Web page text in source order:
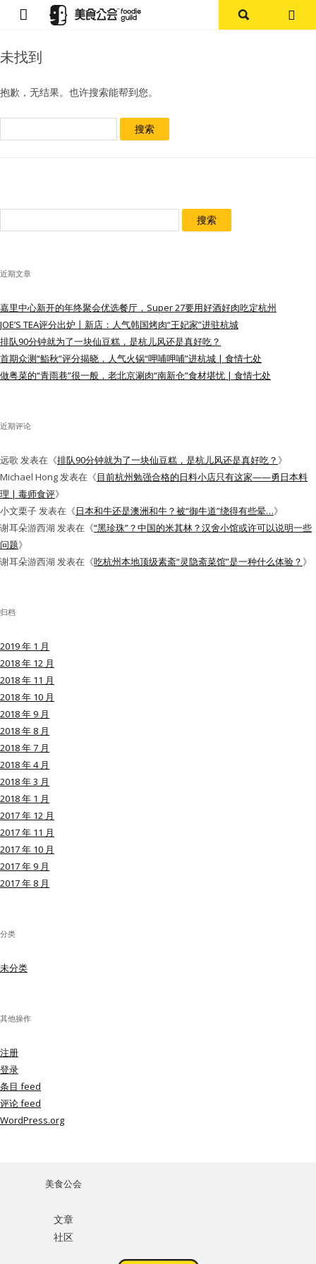
用户名或Email
密码
记住我的登录状态
探店报告
水区
公会活动
私家厨房
未找到
抱歉，无结果。也许搜索能帮到您。
索：
索：
近期文章
嘉里中心新开的年终聚会优选餐厅，Super 27要用好酒好肉吃定杭州
JOE’S TEA评分出炉丨新店：人气韩国烤肉“王妃家”进驻杭城
排队90分钟就为了一块仙豆糕，是杭儿风还是真好吃？
首期众测“鮨秋”评分揭晓，人气火锅“呷哺呷哺”进杭城 | 食情七处
做粤菜的“青雨巷”很一般，老北京涮肉“南新仓”食材堪忧 | 食情七处
近期评论
远歌 发表在《排队90分钟就为了一块仙豆糕，是杭儿风还是真好吃？ 》
Michael Hong发表在《目前杭州勉强合格的日料小店只有这家——勇日本料
理 | 毒师食评》
小文栗子发表在《日本和牛还是澳洲和牛？被“御牛道”绕得有些晕…》
谢耳朵游西湖 发表在《“黑珍珠”？中国的米其林？汉舍小馆或许可以说明一些
问题》
谢耳朵游西湖 发表在《吃杭州本地顶级素斋“灵隐斋菜馆”是一种什么体验？ 》
归档
2019 年 1 月
2018 年 12 月
2018 年 11 月
2018 年 10 月
2018 年 9 月
2018 年 8 月
2018 年 7 月
2018 年 4 月
2018 年 3 月
2018 年 1 月
2017 年 12 月
2017 年 11 月
2017 年 10 月
2017 年 9 月
2017 年 8 月
分类
未分类
其他操作
注册
登录
条目 feed
评论 feed
WordPress.org
美食公会
文章
社区